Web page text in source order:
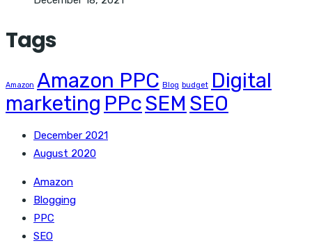
Tags
Amazon Amazon PPC Blog budget Digital
marketing PPcSEM SEO
December 2021
August 2020
Amazon
Blogging
PPC
SEO